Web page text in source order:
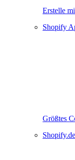
Erstelle
Shopify
Größtes